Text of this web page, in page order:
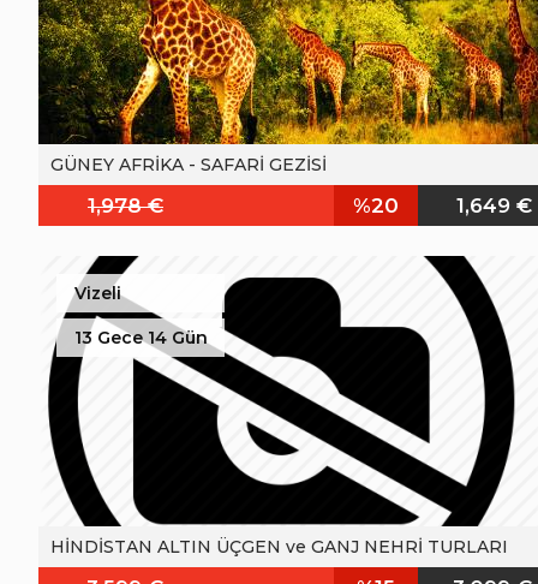
GÜNEY AFRİKA - SAFARİ GEZİSİ
1,978 € %20 1,649 €
Vizeli
13 Gece 14 Gün
HİNDİSTAN ALTIN ÜÇGEN ve GANJ NEHRİ TURLARI